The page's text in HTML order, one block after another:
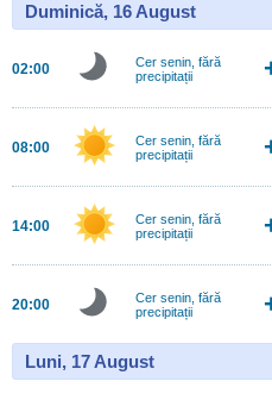
Duminică, 16 August
02:00
Cer senin, fără
precipitații
08:00
Cer senin, fără
precipitații
14:00
Cer senin, fără
precipitații
20:00
Cer senin, fără
precipitații
Luni, 17 August